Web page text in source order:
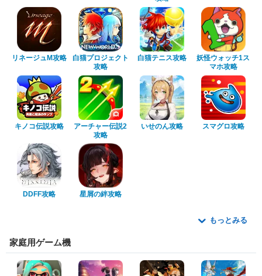
リネージュM攻略
白猫プロジェクト
攻略
白猫テニス攻略
妖怪ウォッチ1ス
マホ攻略
キノコ伝説攻略
アーチャー伝説2
攻略
いせのん攻略 スマグロ攻略
DDFF攻略 星屑の絆攻略
もっとみる
家庭用ゲーム機